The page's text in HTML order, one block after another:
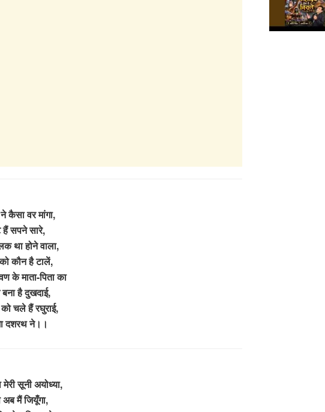
कैसा वर मांगा,
सपने सारे,
था होने वाला,
कौन है टालें,
के माता-पिता का
है दुखदाई,
चले हैं रघुराई,
दशरथ ने।।
मेरी सूनी अयोध्या,
मैं जियूँगा,